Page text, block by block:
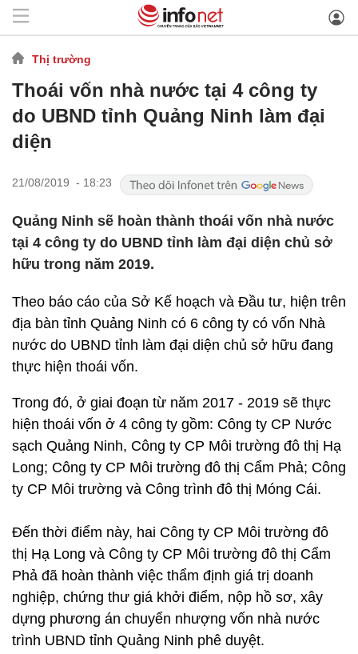
Thị trường
Thoái vốn nhà nước tại 4 công ty
do UBND tỉnh Quảng Ninh làm đại
diện
21/08/2019 - 18:23
Quảng Ninh sẽ hoàn thành thoái vốn nhà nước
tại 4 công ty do UBND tỉnh làm đại diện chủ sở
hữu trong năm 2019.
Theo báo cáo của Sở Kế hoạch và Đầu tư, hiện trên
địa bàn tỉnh Quảng Ninh có 6 công ty có vốn Nhà
nước do UBND tỉnh làm đại diện chủ sở hữu đang
thực hiện thoái vốn.
Trong đó, ở giai đoạn từ năm 2017 - 2019 sẽ thực
hiện thoái vốn ở 4 công ty gồm: Công ty CP Nước
sạch Quảng Ninh, Công ty CP Môi trường đô thị Hạ
Long; Công ty CP Môi trường đô thị Cẩm Phả; Công
ty CP Môi trường và Công trình đô thị Móng Cái.
Đến thời điểm này, hai Công ty CP Môi trường đô
thị Hạ Long và Công ty CP Môi trường đô thị Cẩm
Phả đã hoàn thành việc thẩm định giá trị doanh
nghiệp, chứng thư giá khởi điểm, nộp hồ sơ, xây
dựng phương án chuyển nhượng vốn nhà nước
trình UBND tỉnh Quảng Ninh phê duyệt.